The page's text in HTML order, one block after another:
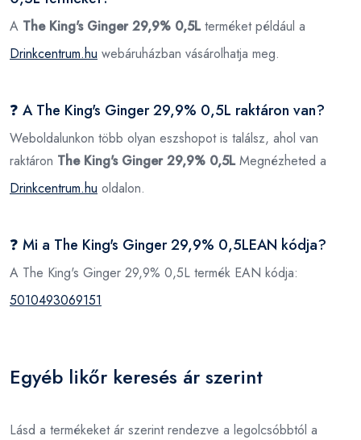
A The King's Ginger 29,9% 0,5Lterméket például a
Drinkcentrum.hu webáruházban vásárolhatja meg.
❓ A The King's Ginger 29,9% 0,5L raktáron van?
Weboldalunkon több olyan eszshopot is találsz, ahol van
raktáron The King's Ginger 29,9% 0,5LMegnézheted a
Drinkcentrum.hu oldalon.
❓ Mi a The King's Ginger 29,9% 0,5LEAN kódja?
A The King's Ginger 29,9% 0,5L termék EAN kódja:
5010493069151
Egyéb likőr keresés ár szerint
Lásd a termékeket ár szerint rendezve a legolcsóbbtól a